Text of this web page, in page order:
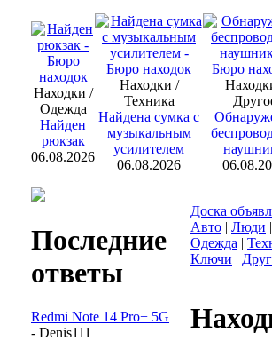
Находки /
Одежда
Найден
рюкзак
06.08.2026
Находки /
Техника
Найдена сумка с
музыкальным
усилителем
06.08.2026
Последние
ответы
Redmi Note 14 Pro+ 5G
- Denis111
Доска
Авто | Люди |
Одежда |
Ключи |